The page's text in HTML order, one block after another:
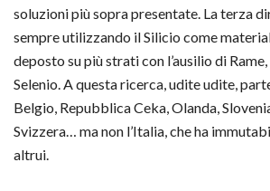
soluzioni più sopra presentate. La terza
sempre utilizzando il Silicio come
deposto su più strati con l’ausilio di
Selenio. A questa ricerca, udite udite,
Belgio, Repubblica Ceka, Olanda,
Svizzera… ma non l’Italia, che ha
altrui.